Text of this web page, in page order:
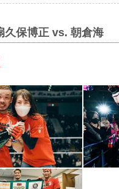
久保博正 vs. 朝倉海